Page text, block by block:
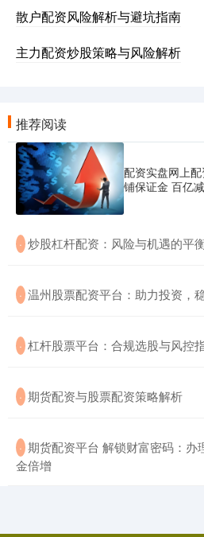
散户配资风险解析与避坑指南
主力配资炒股策略与风险解析
推荐阅读
配资实盘网上
铺保证金 百亿
· 炒股杠杆配资：风险与机遇的平
· 温州股票配资平台：助力投资，
· 杠杆股票平台：合规选股与风控
· ​期货配资与股票配资策略解析
· 期货配资平台 解锁财富密码：办
金倍增